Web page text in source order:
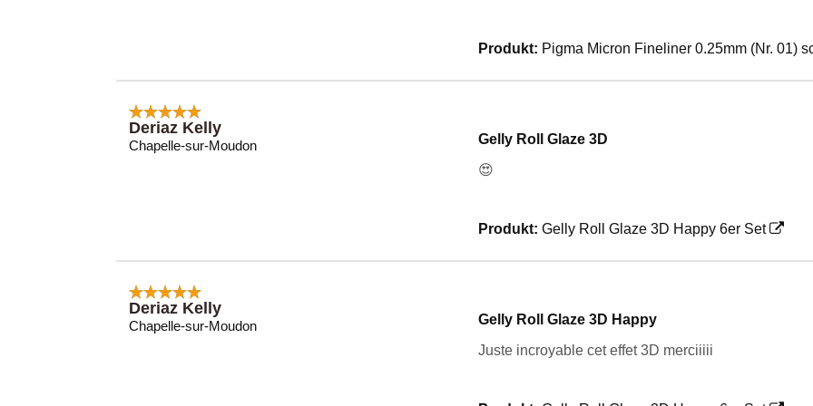
Produkt: Pigma Micron Fineliner 0.25mm (Nr. 01)
Deriaz Kelly
Chapelle-sur-Moudon
Gelly Roll Glaze 3D
😍
Produkt:Gelly Roll Glaze 3D Happy 6er Set
Deriaz Kelly
Chapelle-sur-Moudon
Gelly Roll Glaze 3D Happy
Juste incroyable cet effet 3D merciiiii